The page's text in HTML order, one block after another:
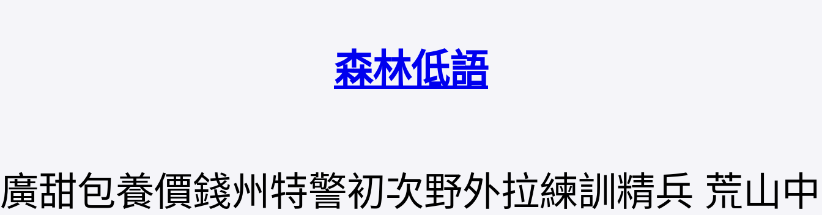
森林低語
廣甜包養價錢州特警初次野外拉練訓精兵 荒山中